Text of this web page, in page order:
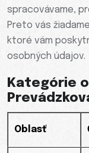
spracovávame,
Preto vás
ktoré vám
osobných údajov.
Kategórie
Oblasť